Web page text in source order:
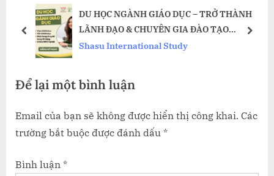
o
:
DU HỌC NGÀNH GIÁO DỤC – TRỞ THÀNH
LÃNH ĐẠO & CHUYÊN GIA ĐÀO TẠO
TƯƠNG LAI
Shasu International Study
prev next
Để lại một bình luận
Email của bạn sẽ không được hiển thị công khai. Các
trường bắt buộc được đánh dấu *
Bình luận *